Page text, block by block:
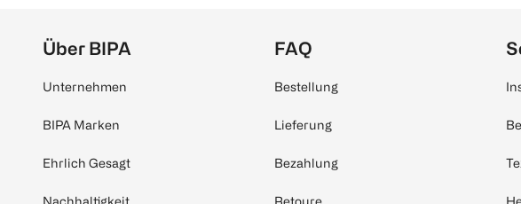
Über BIPA
Unternehmen
BIPA Marken
Ehrlich Gesagt
Nachhaltigkeit
FAQ
Bestellung
Lieferung
Bezahlung
Retoure